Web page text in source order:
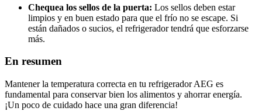
Chequea los sellos de la puerta: Los sellos deben estar
limpios y en buen estado para que el frío no se escape. Si
están dañados o sucios, el refrigerador tendrá que esforzarse
más.
En resumen
Mantener la temperatura correcta en tu refrigerador AEG es
fundamental para conservar bien los alimentos y ahorrar energía.
¡Un poco de cuidado hace una gran diferencia!